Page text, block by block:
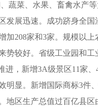
蔬菜、水果、畜禽水
发展迅速。成功跻身全
加208家和3家。规模以
较好。省级工业园和
进，新增3A级景区11家
显。新增国际商标3件
区生产总值过百亿县